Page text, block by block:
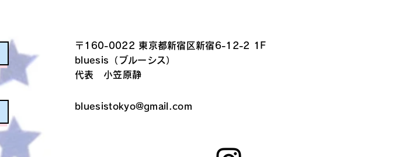
〒160-0022 東京都新宿区新宿6-12-2 1F
bluesis（ブルーシス）
代表 小笠原静
bluesistokyo@gmail.com